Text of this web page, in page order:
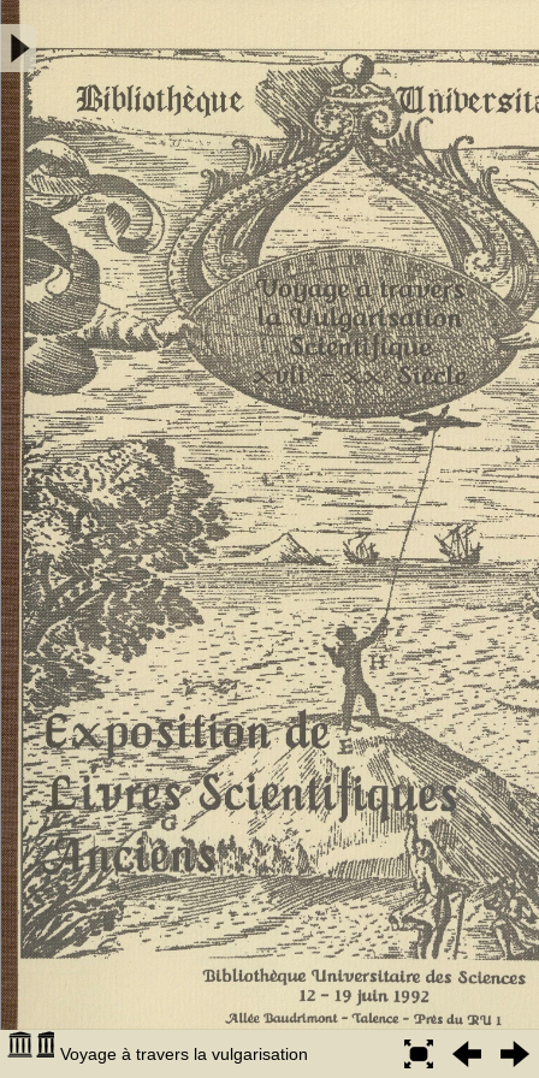
Voyage à travers la vulgarisation